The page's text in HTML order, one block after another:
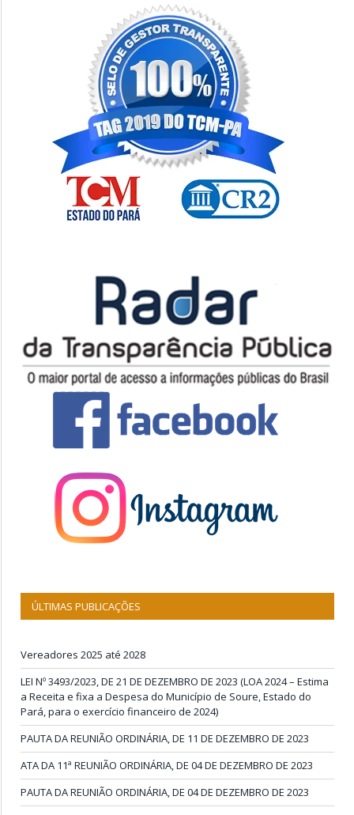
ÚLTIMAS PUBLICAÇÕES
Vereadores 2025 até 2028
LEI Nº 3493/2023, DE 21 DE DEZEMBRO DE 2023 (LOA 2024 – Estima
a Receita e fixa a Despesa do Município de Soure, Estado do
Pará, para o exercício financeiro de 2024)
PAUTA DA REUNIÃO ORDINÁRIA, DE 11 DE DEZEMBRO DE 2023
ATA DA 11ª REUNIÃO ORDINÁRIA, DE 04 DE DEZEMBRO DE 2023
PAUTA DA REUNIÃO ORDINÁRIA, DE 04 DE DEZEMBRO DE 2023